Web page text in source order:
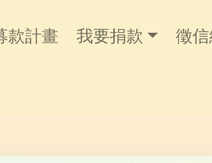
款計畫 我要捐款 徵